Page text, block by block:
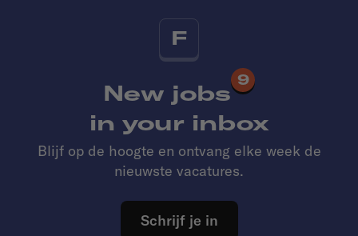
F
New jobs
9
in your inbox
Blijf op de hoogte en ontvang elke week de
nieuwste vacatures.
Schrijf je in